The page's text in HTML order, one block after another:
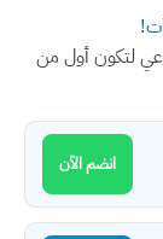
لتكون أول من
انضم الآن